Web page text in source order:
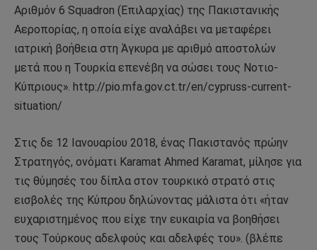
Αριθμόν 6 Squadron (Επιλαρχίας) της Πακιστανικής
Αεροπορίας, η οποία είχε αναλάβει να μεταφέρει
ιατρική βοήθεια στη Άγκυρα με αριθμό αποστολών
μετά που η Τουρκία επενέβη να σώσει τους Νοτιο-
Κύπριους». http://pio.mfa.gov.ct.tr/en/cypruss-current-
situation/
Στις δε 12 Ιανουαρίου 2018, ένας Πακιστανός πρώην
Στρατηγός, ονόματι Karamat Ahmed Karamat, μίλησε για
τις θύμησές του δίπλα στον τουρκικό στρατό στις
εισβολές της Κύπρου δηλώνοντας μάλιστα ότι «ήταν
ευχαριστημένος που είχε την ευκαιρία να βοηθήσει
τους Τούρκους αδελφούς και αδελφές του». (βλέπε